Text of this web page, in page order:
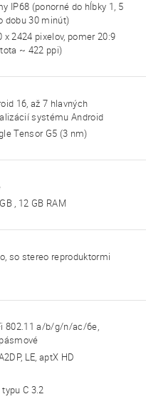
IP68 (ponorné do hĺbky 1, 5
dobu 30 minút)
x 2424 pixelov, pomer 20:9
~ 422 ppi)
16, až 7 hlavných
systému Android
Tensor G5 (3 nm)
, 12 GB RAM
so stereo reproduktormi
802.11 a/b/g/n/ac/6e,
LE, aptX HD
typu C 3.2